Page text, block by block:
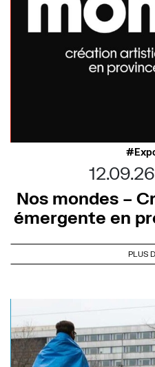
12.09.26
Nos mondes –
émergente en
PLUS